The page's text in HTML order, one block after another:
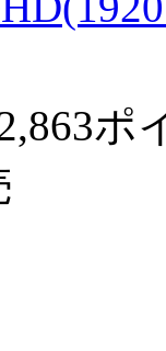
ポ